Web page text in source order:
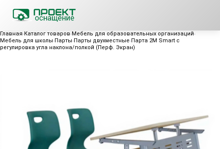
Главная Каталог товаров Мебель для образовательных организаций
Мебель для школы Парты Парты двухместные Парта 2М Smart с
регулировка угла наклона/полкой (Перф. Экран)